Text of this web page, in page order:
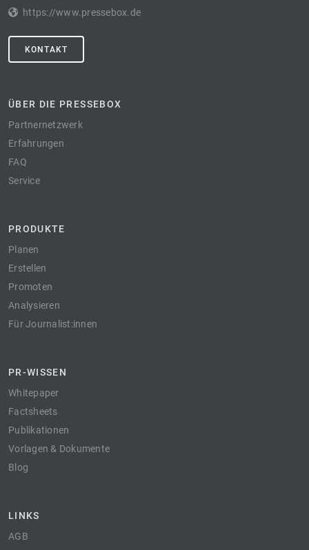
https://www.pressebox.de
KONTAKT
ÜBER DIE PRESSEBOX
Partnernetzwerk
Erfahrungen
FAQ
Service
PRODUKTE
Planen
Erstellen
Promoten
Analysieren
Für Journalist:innen
PR-WISSEN
Whitepaper
Factsheets
Publikationen
Vorlagen & Dokumente
Blog
LINKS
AGB